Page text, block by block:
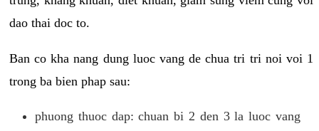
dao thai doc to.
Ban co kha nang dung luoc vang de chua tri tri noi voi 1
trong ba bien phap sau:
phuong thuoc dap: chuan bi 2 den 3 la luoc vang